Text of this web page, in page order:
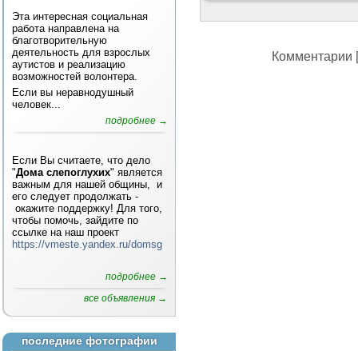
Эта интересная социальная
работа направлена на
благотворительную
деятельность для взрослых
аутистов и реализацию
возможностей волонтера.
Если вы неравнодушный
человек...
подробнее →
Если Вы считаете, что дело
"Дома слепоглухих" является
важным для нашей общины, и
его следует продолжать -
окажите поддержку! Для того,
чтобы помочь, зайдите по
ссылке на наш проект
https://vmeste.yandex.ru/domsg
подробнее →
все объявления →
последние фотографии
Комментарии